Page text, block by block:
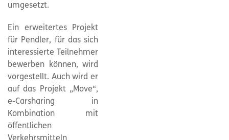
umgesetzt.
Ein erweitertes Projekt
für Pendler, für das sich
interessierte Teilnehmer
bewerben können, wird
vorgestellt. Auch wird er
auf das Projekt „Move“,
e-Carsharing in
Kombination mit
öffentlichen